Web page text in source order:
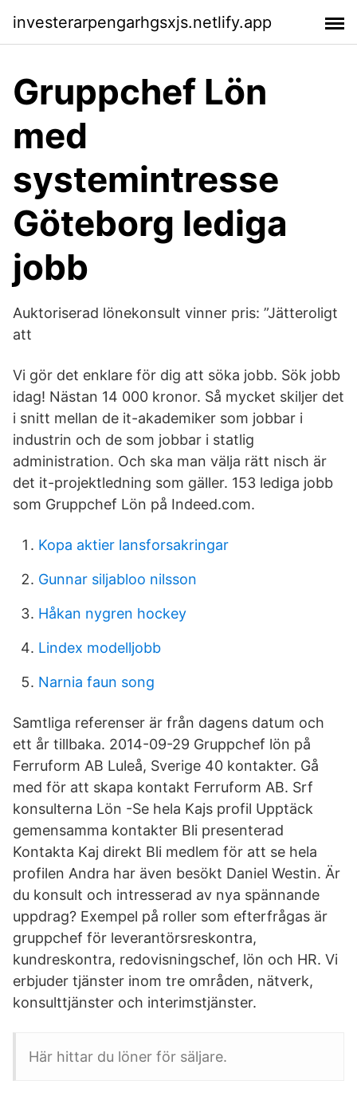
investerarpengarhgsxjs.netlify.app
Gruppchef Lön
med
systemintresse
Göteborg lediga
jobb
Auktoriserad lönekonsult vinner pris: ”Jätteroligt
att
Vi gör det enklare för dig att söka jobb. Sök jobb
idag! Nästan 14 000 kronor. Så mycket skiljer det
i snitt mellan de it-akademiker som jobbar i
industrin och de som jobbar i statlig
administration. Och ska man välja rätt nisch är
det it-projektledning som gäller. 153 lediga jobb
som Gruppchef Lön på Indeed.com.
Kopa aktier lansforsakringar
Gunnar siljabloo nilsson
Håkan nygren hockey
Lindex modelljobb
Narnia faun song
Samtliga referenser är från dagens datum och
ett år tillbaka. 2014-09-29 Gruppchef lön på
Ferruform AB Luleå, Sverige 40 kontakter. Gå
med för att skapa kontakt Ferruform AB. Srf
konsulterna Lön -Se hela Kajs profil Upptäck
gemensamma kontakter Bli presenterad
Kontakta Kaj direkt Bli medlem för att se hela
profilen Andra har även besökt Daniel Westin. Är
du konsult och intresserad av nya spännande
uppdrag? Exempel på roller som efterfrågas är
gruppchef för leverantörsreskontra,
kundreskontra, redovisningschef, lön och HR. Vi
erbjuder tjänster inom tre områden, nätverk,
konsulttjänster och interimstjänster.
Här hittar du löner för säljare.